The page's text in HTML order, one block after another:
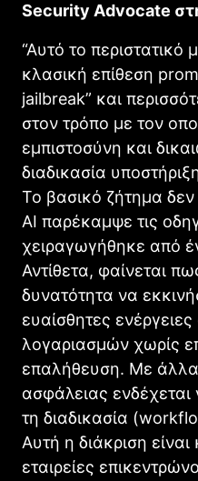
Security Advocate
“Αυτό το περιστατικό
κλασική επίθεση
jailbreak” και
στον τρόπο με τον
εμπιστοσύνη και
διαδικασία
Το βασικό ζήτημα δεν
AI παρέκαμψε τις
χειραγωγήθηκε από
Αντίθετα, φαίνεται
δυνατότητα να
ευαίσθητες
λογαριασμών χωρίς
επαλήθευση. Με
ασφάλειας ενδέχεται
τη διαδικασία
Αυτή η διάκριση
εταιρείες